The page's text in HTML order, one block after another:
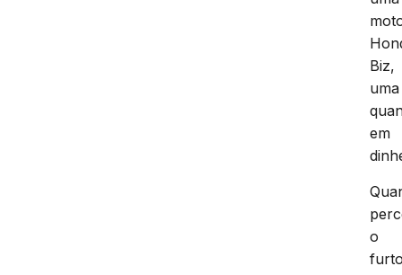
Biz,
uma
em
o